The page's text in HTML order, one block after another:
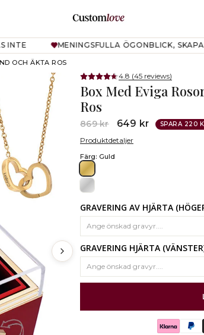
MENINGSFULLA ÖGONBLICK, SKAPADE
OCH ÄKTA ROS
4.8 (45 reviews)
Box Med Eviga
Ros
Normalt
869 kr
Rea-
649 kr SPARA 220
Produktdetaljer
Färg: Guld
GRAVERING AV HJÄRTA
GRAVERING HJÄRTA